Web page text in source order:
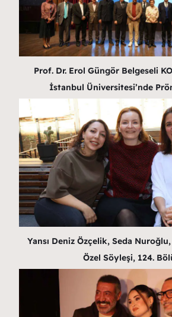
Prof. Dr. Erol Güngör Belgeseli
İstanbul Üniversitesi’nde
Yansı Deniz Özçelik, Seda
Özel Söyleşi, 124.